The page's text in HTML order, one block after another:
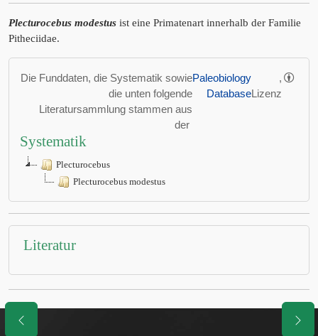
Plecturocebus modestus ist eine Primatenart innerhalb der Familie
Pitheciidae.
Die Funddaten, die Systematik sowie
die unten folgende
Literatursammlung stammen aus
der
Paleobiology
Database
,
Lizenz
Systematik
Plecturocebus
Plecturocebus modestus
Literatur